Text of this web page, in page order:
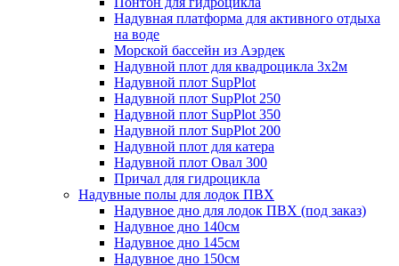
Надувная платформа для активного отдыха
на воде
Морской бассейн из Аэрдек
Надувной плот для квадроцикла 3х2м
Надувной плот SupPlot
Надувной плот SupPlot 250
Надувной плот SupPlot 350
Надувной плот SupPlot 200
Надувной плот для катера
Надувной плот Овал 300
Причал для гидроцикла
Надувные полы для лодок ПВХ
Надувное дно для лодок ПВХ (под заказ)
Надувное дно 140см
Надувное дно 145см
Надувное дно 150см